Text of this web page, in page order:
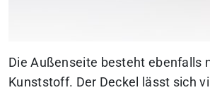
Die Außenseite besteht ebenfalls
Kunststoff. Der Deckel lässt sich